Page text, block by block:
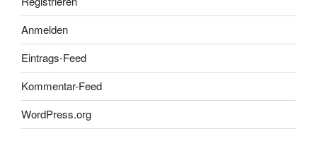
Anmelden
Eintrags-Feed
Kommentar-Feed
WordPress.org